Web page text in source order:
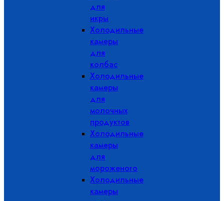
для
икры
Холодильные
камеры
для
колбас
Холодильные
камеры
для
молочных
продуктов
Холодильные
камеры
для
мороженого
Холодильные
камеры